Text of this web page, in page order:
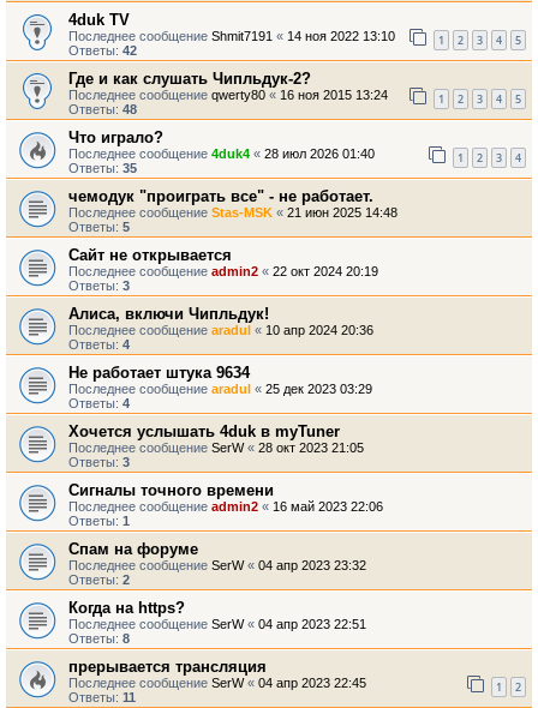
4duk TV
Последнее сообщение Shmit7191 « 14 ноя 2022 13:10
Ответы: 42
1 2 3 4 5
Где и как слушать Чипльдук-2?
Последнее сообщение qwerty80 « 16 ноя 2015 13:24
Ответы: 48
1 2 3 4 5
Что играло?
Последнее сообщение 4duk4 « 28 июл 2026 01:40
Ответы: 35
1 2 3 4
чемодук "проиграть все" - не работает.
Последнее сообщение Stas-MSK « 21 июн 2025 14:48
Ответы: 5
Сайт не открывается
Последнее сообщение admin2 « 22 окт 2024 20:19
Ответы: 3
Алиса, включи Чипльдук!
Последнее сообщение aradul « 10 апр 2024 20:36
Ответы: 4
Не работает штука 9634
Последнее сообщение aradul « 25 дек 2023 03:29
Ответы: 4
Хочется услышать 4duk в myTuner
Последнее сообщение SerW« 28 окт 2023 21:05
Ответы: 3
Сигналы точного времени
Последнее сообщение admin2 « 16 май 2023 22:06
Ответы: 1
Спам на форуме
Последнее сообщение SerW« 04 апр 2023 23:32
Ответы: 2
Когда на https?
Последнее сообщение SerW« 04 апр 2023 22:51
Ответы: 8
прерывается трансляция
Последнее сообщение SerW« 04 апр 2023 22:45
Ответы: 11
1 2